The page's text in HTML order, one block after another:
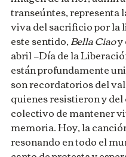
transeúntes, representa
viva del sacrificio por la
este sentido, Bella Ciao y
abril —Día de la
están profundamente
son recordatorios del
quienes resistieron y del
colectivo de mantener
memoria. Hoy, la
resonando en todo el